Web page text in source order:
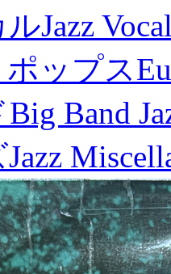
ルJazz
ップス
Big Band
Jazz